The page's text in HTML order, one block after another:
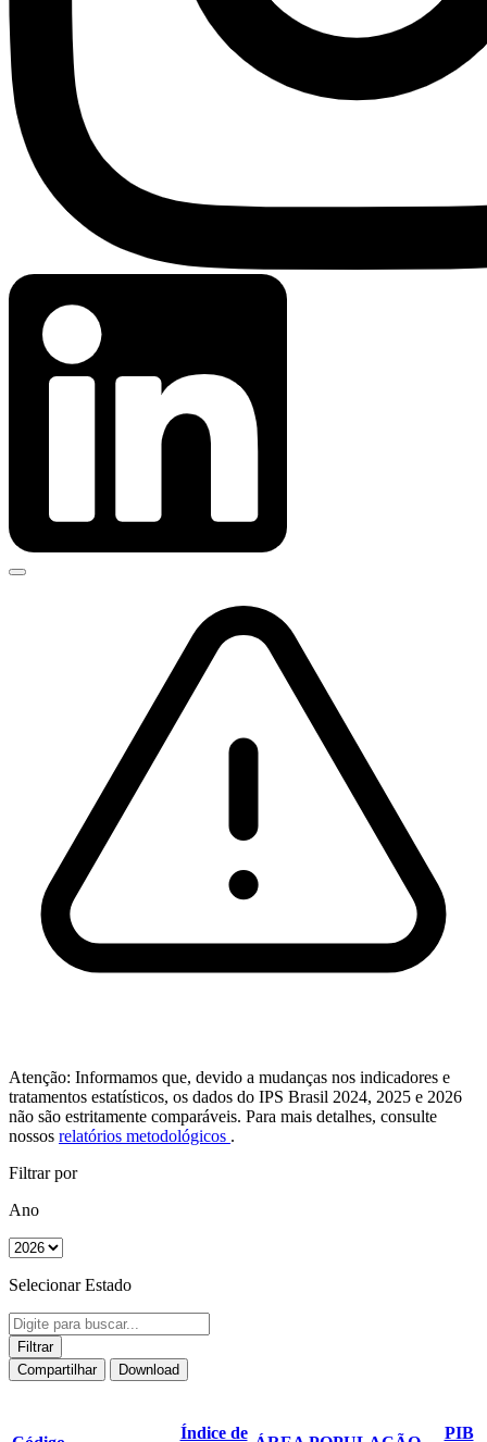
Atenção: Informamos que, devido a mudanças nos indicadores e
tratamentos estatísticos, os dados do IPS Brasil 2024, 2025 e 2026
não são estritamente comparáveis. Para mais detalhes, consulte
nossos relatórios metodológicos .
Filtrar por
Ano
Selecionar Estado
Filtrar
Compartilhar
Download
Índice de PIB